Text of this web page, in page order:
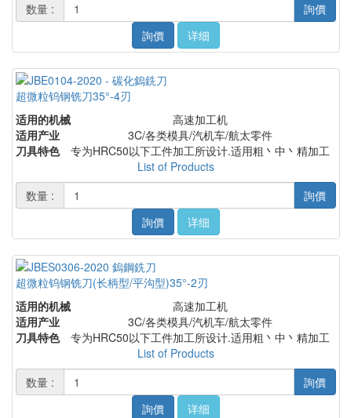
数量 :
詢價
詢價
详细
超微粒钨钢铣刀35°-4刃
适用的机械
高速加工机
适用产业
3C/各类模具/汽机车/航太零件
刀具特色
专为HRC50以下工件加工所设计.适用粗丶中丶精加工
List of Products
数量 :
詢價
詢價
详细
超微粒钨钢铣刀(长柄型/平沟型)35°-2刃
适用的机械
高速加工机
适用产业
3C/各类模具/汽机车/航太零件
刀具特色
专为HRC50以下工件加工所设计.适用粗丶中丶精加工
List of Products
数量 :
詢價
詢價
详细